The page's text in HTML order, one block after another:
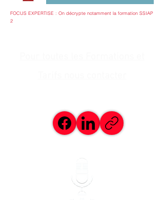
FOCUS EXPERTISE : On décrypte notamment la formation SSIAP
2